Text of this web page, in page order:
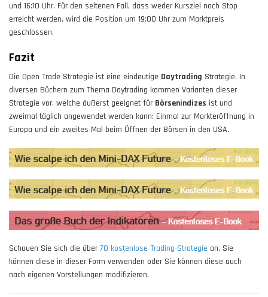
und 16:10 Uhr. Für den seltenen Fall, dass weder Kursziel noch Stop
erreicht werden, wird die Position um 19:00 Uhr zum Marktpreis
geschlossen.
Fazit
Die Open Trade Strategie ist eine eindeutige Daytrading Strategie. In
diversen Büchern zum Thema Daytrading kommen Varianten dieser
Strategie vor, welche äußerst geeignet für Börsenindizes ist und
zweimal täglich angewendet werden kann: Einmal zur Markteröffnung in
Europa und ein zweites Mal beim Öffnen der Börsen in den USA.
Schauen Sie sich die über70 kostenlose Trading-Strategie an. Sie
können diese in dieser Form verwenden oder Sie können diese auch
nach eigenen Vorstellungen modifizieren.